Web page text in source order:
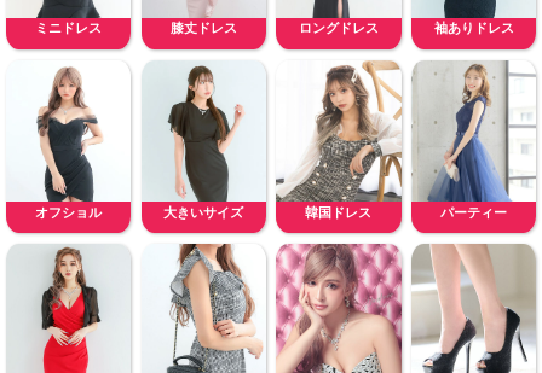
ミニドレス 膝丈ドレス ロングドレス 袖ありドレス
オフショル 大きいサイズ 韓国ドレス パーティー